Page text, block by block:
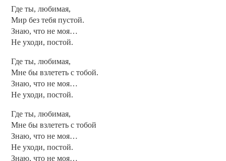
Где ты, любимая,
Мир без тебя пустой.
Знаю, что не моя…
Не уходи, постой.
Где ты, любимая,
Мне бы взлететь с тобой.
Знаю, что не моя…
Не уходи, постой.
Где ты, любимая,
Мне бы взлететь с тобой
Знаю, что не моя…
Не уходи, постой.
Знаю, что не моя…